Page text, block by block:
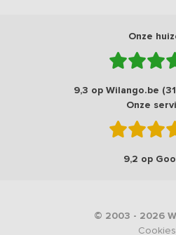
Onze
9,3 op Wilango.be
Onze
9,2 op
© 2003 - 2026
Cookies